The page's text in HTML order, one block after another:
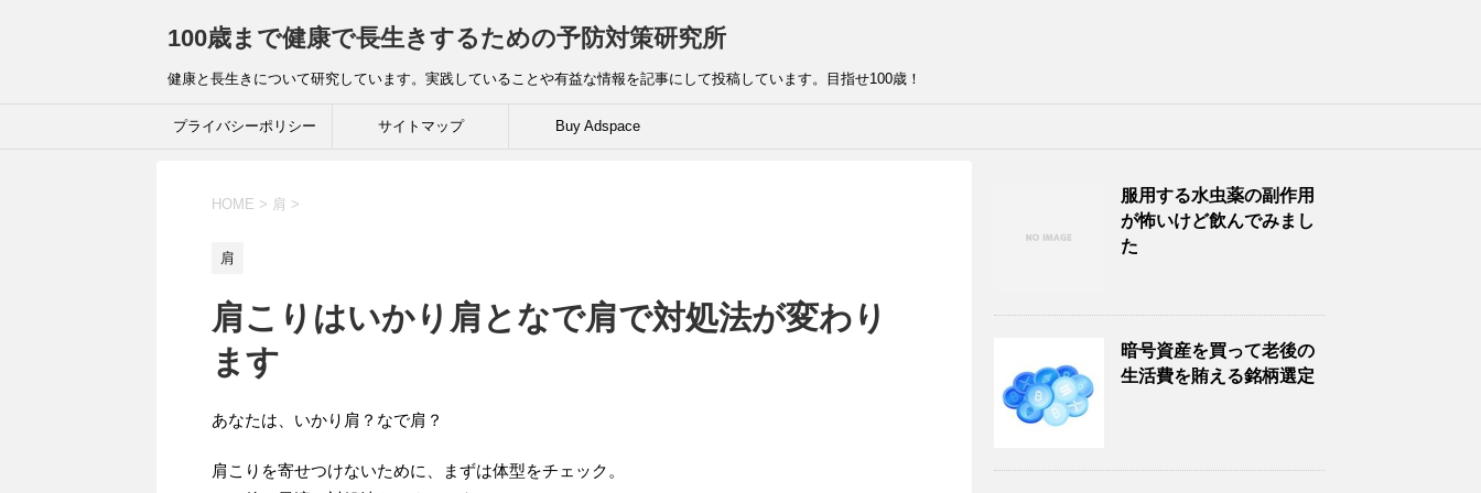
100歳まで健康で長生きするための予防対策研究所
健康と長生きについて研究しています。実践していることや有益な情報を記事にして投稿しています。目指せ100歳！
プライバシーポリシー サイトマップ Buy Adspace
HOME > 肩 >
肩
肩こりはいかり肩となで肩で対処法が変わり
ます
あなたは、いかり肩？なで肩？
肩こりを寄せつけないために、まずは体型をチェック。
服用する水虫薬の副作用
が怖いけど飲んでみまし
た
暗号資産を買って老後の
生活費を賄える銘柄選定